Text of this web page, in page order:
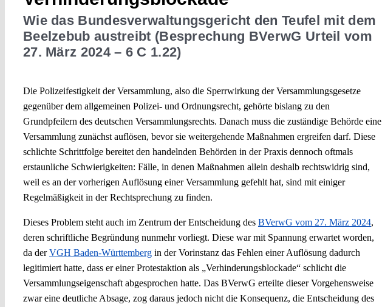
Wie das Bundesverwaltungsgericht den Teufel mit dem
Beelzebub austreibt (Besprechung BVerwG Urteil vom
27. März 2024 – 6 C 1.22)
Die Polizeifestigkeit der Versammlung, also die Sperrwirkung der Versammlungsgesetze
gegenüber dem allgemeinen Polizei- und Ordnungsrecht, gehörte bislang zu den
Grundpfeilern des deutschen Versammlungsrechts. Danach muss die zuständige Behörde eine
Versammlung zunächst auflösen, bevor sie weitergehende Maßnahmen ergreifen darf. Diese
schlichte Schrittfolge bereitet den handelnden Behörden in der Praxis dennoch oftmals
erstaunliche Schwierigkeiten: Fälle, in denen Maßnahmen allein deshalb rechtswidrig sind,
weil es an der vorherigen Auflösung einer Versammlung gefehlt hat, sind mit einiger
Regelmäßigkeit in der Rechtsprechung zu finden.
Dieses Problem steht auch im Zentrum der Entscheidung des BVerwG vom 27. März 2024,
deren schriftliche Begründung nunmehr vorliegt. Diese war mit Spannung erwartet worden,
da derVGH Baden-Württembergin der Vorinstanz das Fehlen einer Auflösung dadurch
legitimiert hatte, dass er einer Protestaktion als „Verhinderungsblockade“ schlicht die
Versammlungseigenschaft abgesprochen hatte. Das BVerwG erteilte dieser Vorgehensweise
zwar eine deutliche Absage, zog daraus jedoch nicht die Konsequenz, die Entscheidung des